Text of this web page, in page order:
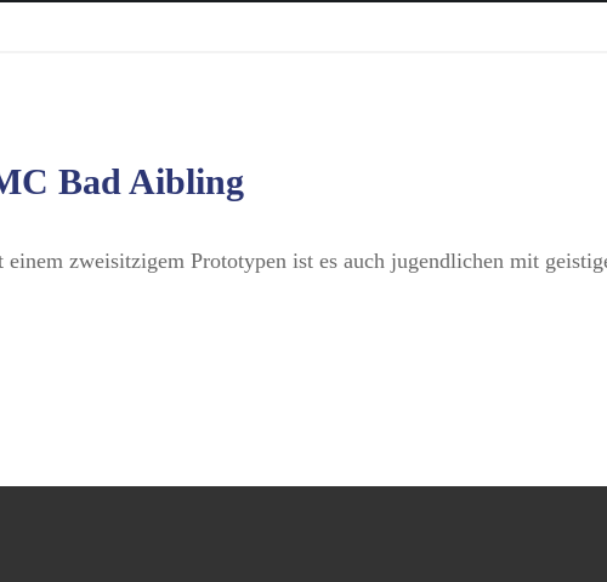
Bad Aibling
zweisitzigem Prototypen ist es auch jugendlichen mit